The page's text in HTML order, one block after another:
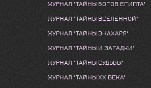
ЖУРНАЛ "ТАЙНЫ БОГОВ ЕГИПТА"
ЖУРНАЛ "ТАЙНЫ ВСЕЛЕННОЙ"
ЖУРНАЛ "ТАЙНЫ ЗНАХАРЯ"
ЖУРНАЛ "ТАЙНЫ И ЗАГАДКИ"
ЖУРНАЛ "ТАЙНЫ СУДЬБЫ"
ЖУРНАЛ "ТАЙНЫ ХХ ВЕКА"